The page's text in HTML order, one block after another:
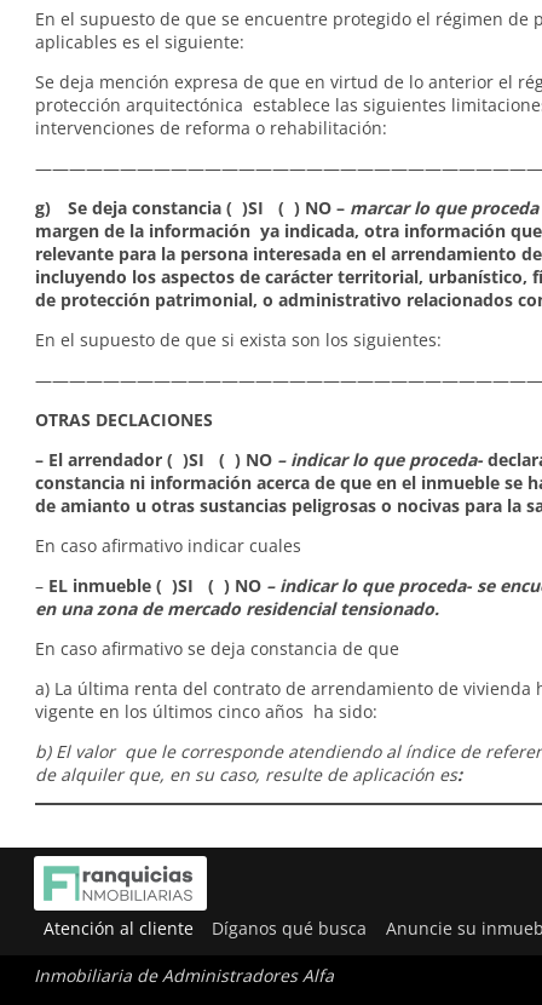
En el supuesto de que se encuentre protegido el régimen de
aplicables es el siguiente:
Se deja mención expresa de que en virtud de lo anterior el
protección arquitectónica establece las siguientes
intervenciones de reforma o rehabilitación:
g) Se deja constancia ( )SI ( ) NO – marcar lo que proceda
margen de la información ya indicada, otra información
relevante para la persona interesada en el arrendamiento
incluyendo los aspectos de carácter territorial, urbanístico,
de protección patrimonial, o administrativo relacionados
En el supuesto de que si exista son los siguientes:
OTRAS DECLACIONES
– El arrendador ( )SI ( ) NO – indicar lo que proceda-
constancia ni información acerca de que en el inmueble se
de amianto u otras sustancias peligrosas o nocivas para la
En caso afirmativo indicar cuales
– EL inmueble ( )SI ( ) NO – indicar lo que proceda- se
en una zona de mercado residencial tensionado.
En caso afirmativo se deja constancia de que
a) La última renta del contrato de arrendamiento de vivienda
vigente en los últimos cinco años ha sido:
b) El valor que le corresponde atendiendo al índice de
de alquiler que, en su caso, resulte de aplicación es:
Atención al cliente Díganos qué busca Anuncie su
Inmobiliaria de Administradores Alfa